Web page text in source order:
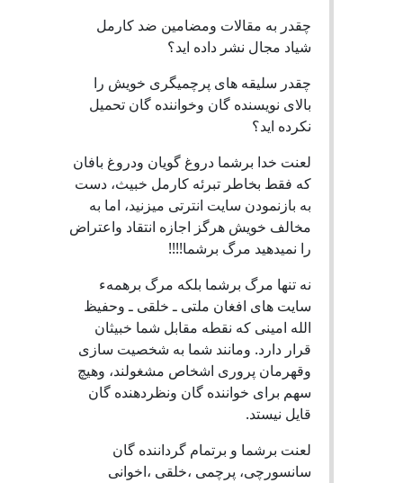
چقدر به مقالات ومضامین ضد کارمل
شیاد مجال نشر داده اید؟
چقدر سلیقه های پرچمیگری خویش را
بالای نویسنده گان وخواننده گان تحمیل
نکرده اید؟
لعنت خدا برشما دروغ گویان ودروغ بافان
که فقط بخاطر تبرئه کارمل خبیث، دست
به بازنمودن سایت انترتی میزنید، اما به
مخالف خویش هرگز اجازه انتقاد واعتراض
را نمیدهید مرگ برشما!!!!
نه تنها مرگ برشما بلکه مرگ برهمهء
سایت های افغان ملتی ـ خلقی ـ وحفیظ
الله امینی که نقطه مقابل شما خبیثان
قرار دارد. ومانند شما به شخصیت سازی
وقهرمان پروری اشخاص مشغولند، وهیچ
سهم برای خواننده گان ونظردهنده گان
قایل نیستد.
لعنت برشما و برتمام گرداننده گان
سانسورچی، پرچمی ،خلقی ،اخوانی